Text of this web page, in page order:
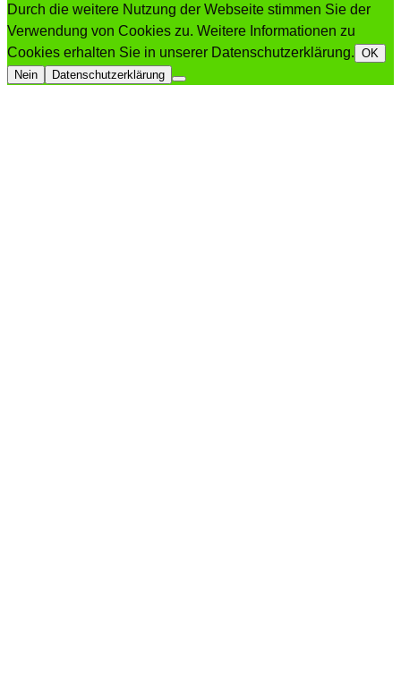
Durch die weitere Nutzung der Webseite stimmen Sie der
Verwendung von Cookies zu. Weitere Informationen zu
Cookies erhalten Sie in unserer Datenschutzerklärung. OK
Nein
Datenschutzerklärung